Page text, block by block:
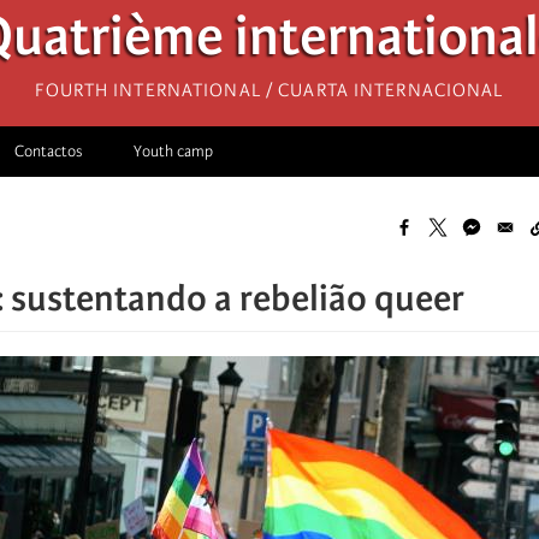
Fourth International / Cuarta Internacional
Contactos Youth camp
a rebelião queer